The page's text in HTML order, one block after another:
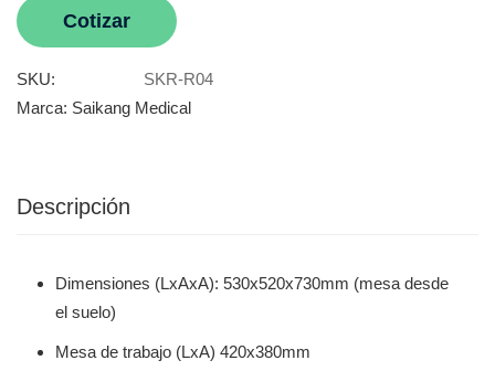
Cotizar
SKU:
SKR-R04
Marca: Saikang Medical
Descripción
Dimensiones (LxAxA): 530x520x730mm (mesa desde
el suelo)
Mesa de trabajo (LxA) 420x380mm